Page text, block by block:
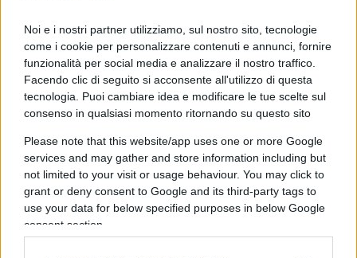
Noi e i nostri partner utilizziamo, sul nostro sito, tecnologie
come i cookie per personalizzare contenuti e annunci, fornire
funzionalità per social media e analizzare il nostro traffico.
Facendo clic di seguito si acconsente all'utilizzo di questa
tecnologia. Puoi cambiare idea e modificare le tue scelte sul
consenso in qualsiasi momento ritornando su questo sito
Please note that this website/app uses one or more Google
services and may gather and store information including but
not limited to your visit or usage behaviour. You may click to
grant or deny consent to Google and its third-party tags to
use your data for below specified purposes in below Google
consent section.
cena a Davos
diRedazione
23 Gennaio 2026, 10:28